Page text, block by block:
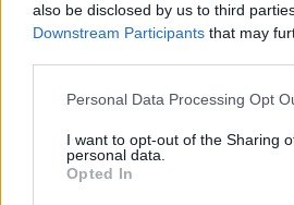
also be disclosed by us to third
Downstream Participants that may
Personal Data Processing Opt
I want to opt-out of the Sharing
personal data.
Opted In